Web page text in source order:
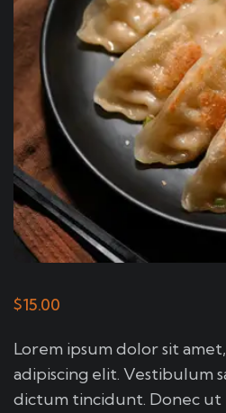
$15.00
Lorem ipsum dolor sit
adipiscing elit. Vestibulum
dictum tincidunt. Donec ut